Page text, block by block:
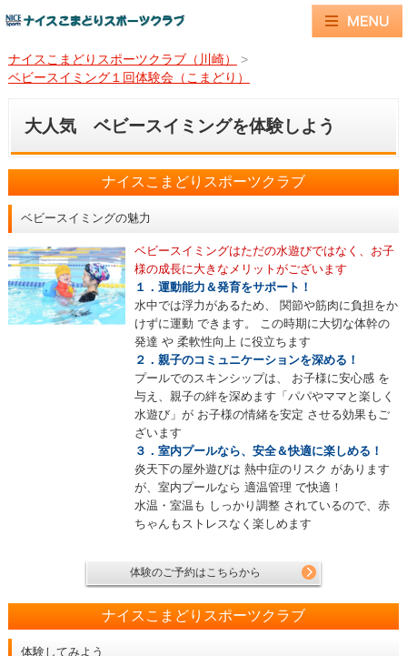
ナイスこまどりスポーツクラブ（川崎）
>
ベビースイミング１回体験会（こまどり）
大人気 ベビースイミングを体験しよう
ナイスこまどりスポーツクラブ
ベビースイミングの魅力
ベビースイミングはただの水遊びではなく、お子
様の成長に大きなメリットがございます
１．運動能力＆発育をサポート！
水中では浮力があるため、 関節や筋肉に負担をか
けずに運動 できます。 この時期に大切な体幹の
発達 や 柔軟性向上 に役立ちます
２．親子のコミュニケーションを深める！
プールでのスキンシップは、 お子様に安心感 を
与え、親子の絆を深めます「パパやママと楽しく
水遊び」が お子様の情緒を安定 させる効果もご
ざいます
３．室内プールなら、安全＆快適に楽しめる！
炎天下の屋外遊びは 熱中症のリスク があります
が、室内プールなら 適温管理 で快適！
水温・室温も しっかり調整 されているので、赤
ちゃんもストレスなく楽しめます
体験のご予約はこちらから
ナイスこまどりスポーツクラブ
体験してみよう